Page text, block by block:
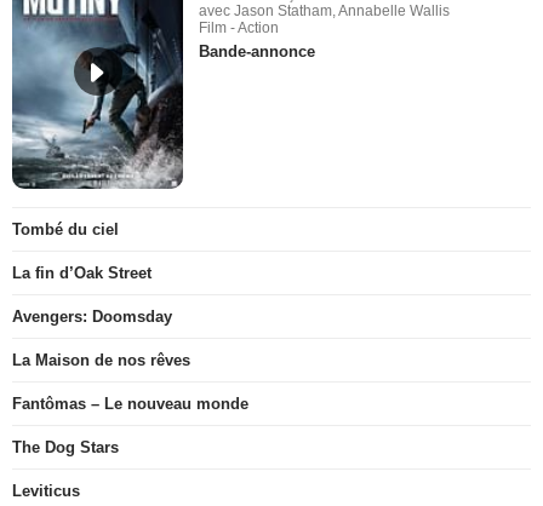
avec Jason Statham, Annabelle Wallis
Film - Action
Bande-annonce
Tombé du ciel
La fin d’Oak Street
Avengers: Doomsday
La Maison de nos rêves
Fantômas – Le nouveau monde
The Dog Stars
Leviticus